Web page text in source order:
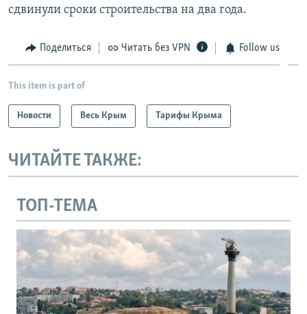
сдвинули сроки строительства на два года.
Поделиться Читать без VPN Follow us
This item is part of
Новости Весь Крым Тарифы Крыма
ЧИТАЙТЕ ТАКЖЕ:
ТОП-ТЕМА